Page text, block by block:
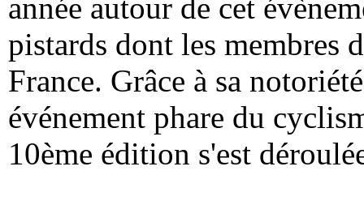
année autour de cet
pistards dont les membres
France. Grâce à sa
événement phare du
10ème édition s'est